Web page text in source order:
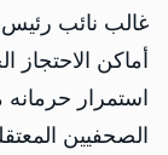
غالب نائب
أماكن
استمرار حرمانه
الصحفيين